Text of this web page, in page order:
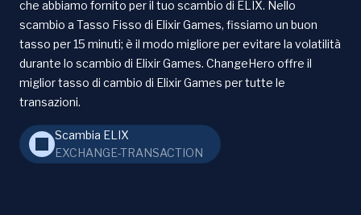
che abbiamo fornito per il tuo scambio di ELIX. Nello
scambio a Tasso Fisso di Elixir Games, fissiamo un buon
tasso per 15 minuti; è il modo migliore per evitare la volatilità
durante lo scambio di Elixir Games. ChangeHero offre il
miglior tasso di cambio di Elixir Games per tutte le
transazioni.
Scambia ELIX
EXCHANGE-TRANSACTION